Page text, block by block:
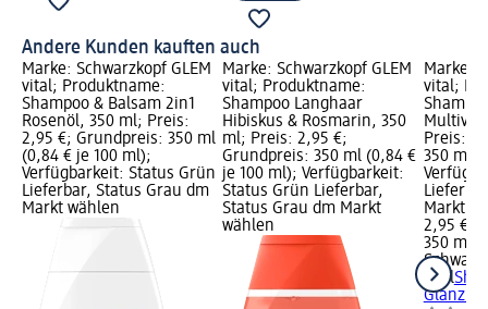
Andere Kunden kauften auch
Marke: Schwarzkopf GLEM
vital; Produktname:
Shampoo & Balsam 2in1
Rosenöl, 350 ml; Preis:
2,95 €; Grundpreis: 350 ml
(0,84 € je 100 ml);
Verfügbarkeit: Status Grün
Lieferbar, Status Grau dm
Markt wählen
Marke: Schwarzkopf GLEM
vital; Produktname:
Shampoo Langhaar
Hibiskus & Rosmarin, 350
ml; Preis: 2,95 €;
Grundpreis: 350 ml (0,84 €
je 100 ml); Verfügbarkeit:
Status Grün Lieferbar,
Status Grau dm Markt
wählen
Marke:
vital;
Preis:
350 ml
Markt
2,95 €
350 ml
vital
Glanz